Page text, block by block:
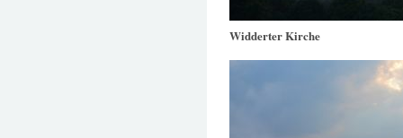
Widderter Kirche